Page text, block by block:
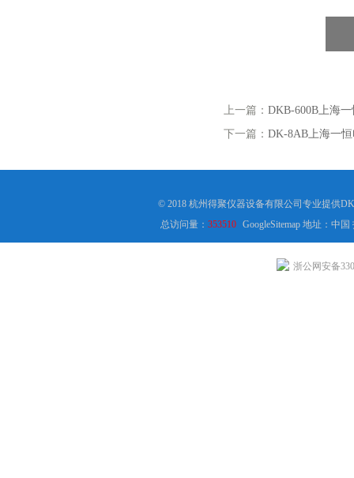
上一篇： DKB-600B上海
下一篇： DK-8AB上海一
© 2018 杭州得聚仪器设备有限公司专业提供
总访问量：353510 GoogleSitemap地址：中国
浙公网安备